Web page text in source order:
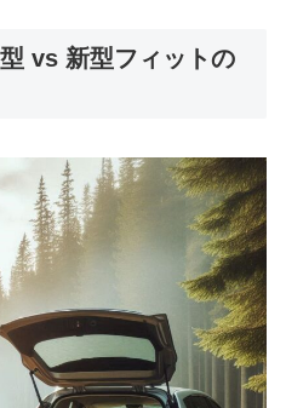
vs 新型フィットの